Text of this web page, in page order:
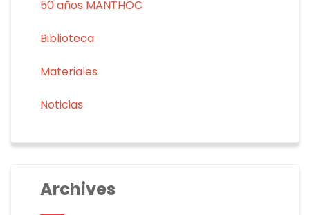
50 años MANTHOC
Biblioteca
Materiales
Noticias
Archives